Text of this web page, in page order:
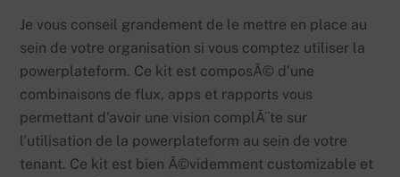
Je vous conseil grandement de le mettre en place au
sein de votre organisation si vous comptez utiliser la
powerplateform. Ce kit est composÃ© d’une
combinaisons de flux, apps et rapports vous
permettant d’avoir une vision complÃ¨te sur
l’utilisation de la powerplateform au sein de votre
tenant. Ce kit est bien Ã©videmment customizable et